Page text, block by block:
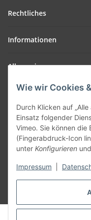
Wie wir Cookies
Durch Klicken auf
Einsatz folgender
Vimeo. Sie können die
(Fingerabdruck-Icon
unter Konfigurieren
Impressum
Rechtliches
Informationen
Allgemein
Teil unseres Netzwerks:
SmoliTec - Safety.
* Alle Preise inkl.